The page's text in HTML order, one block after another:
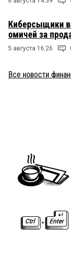
Киберсыщики
омичей за
5 августа 16:26
Все новости